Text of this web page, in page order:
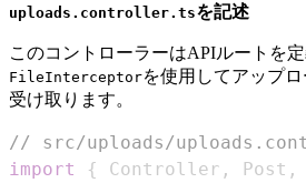
uploads.controller.tsを記述
このコントローラーはAPIルートを定
FileInterceptorを使用してアップ
受け取ります。
// src/uploads/
import
{ Controller , Post ,